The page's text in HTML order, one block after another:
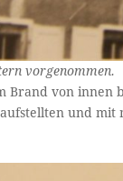
vorgenommen.
Brand von
und